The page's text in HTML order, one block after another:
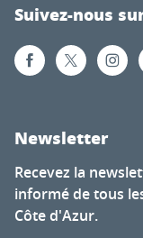
Suivez-nous
Newsletter
Recevez la
informé de tous
Côte d'Azur.